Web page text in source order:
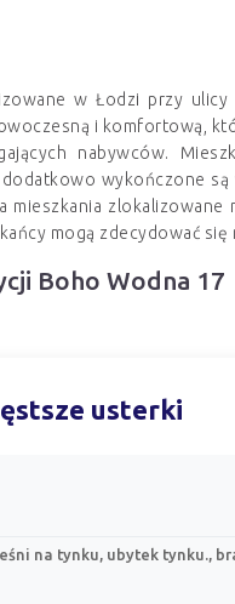
w Łodzi przy ulicy
i komfortową,
nabywców.
wykończone
mieszkania zlokalizowane
mogą zdecydować
Boho Wodna 17
usterki
na tynku, ubytek tynku.,